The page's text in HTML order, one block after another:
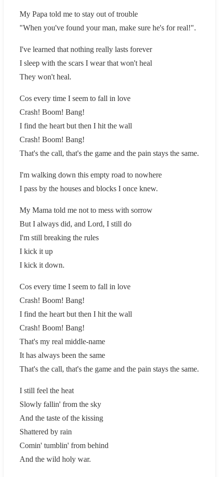
My Papa told me to stay out of trouble
"When you've found your man, make sure he's for real!".
I've learned that nothing really lasts forever
I sleep with the scars I wear that won't heal
They won't heal.
Cos every time I seem to fall in love
Crash! Boom! Bang!
I find the heart but then I hit the wall
Crash! Boom! Bang!
That's the call, that's the game and the pain stays the same.
I'm walking down this empty road to nowhere
I pass by the houses and blocks I once knew.
My Mama told me not to mess with sorrow
But I always did, and Lord, I still do
I'm still breaking the rules
I kick it up
I kick it down.
Cos every time I seem to fall in love
Crash! Boom! Bang!
I find the heart but then I hit the wall
Crash! Boom! Bang!
That's my real middle-name
It has always been the same
That's the call, that's the game and the pain stays the same.
I still feel the heat
Slowly fallin' from the sky
And the taste of the kissing
Shattered by rain
Comin' tumblin' from behind
And the wild holy war.